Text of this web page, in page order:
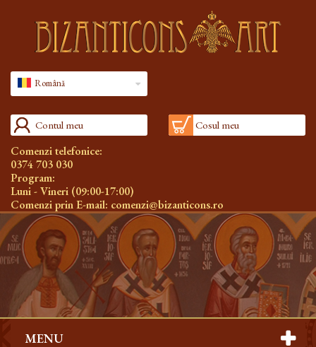
Română
Contul meu Cosul meu
Comenzi telefonice:
0374 703 030
Program:
Luni - Vineri (09:00-17:00)
Comenzi prin E-mail: comenzi@bizanticons.ro
MENU